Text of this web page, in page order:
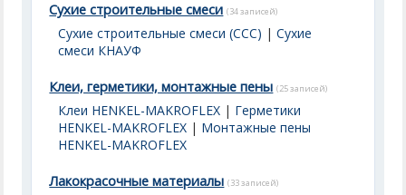
Сухие строительные смеси (34 записей)
Сухие строительные смеси (ССС) |Сухие
смеси КНАУФ
Клеи, герметики, монтажные пены (25 записей)
Клеи HENKEL-MAKROFLEX | Герметики
HENKEL-MAKROFLEX | Монтажные пены
HENKEL-MAKROFLEX
Лакокрасочные материалы (33 записей)